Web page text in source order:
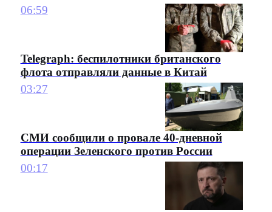
06:59
Telegraph: беспилотники британского
флота отправляли данные в Китай
03:27
СМИ сообщили о провале 40-дневной
операции Зеленского против России
00:17